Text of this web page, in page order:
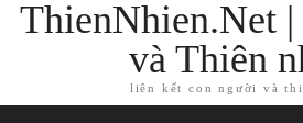
ThienNhien.Net
và Thiên
liên kết con người và